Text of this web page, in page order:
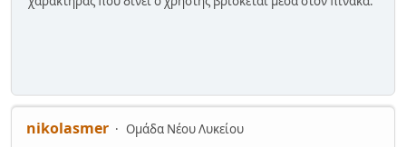
nikolasmer
Ομάδα Νέου Λυκείου